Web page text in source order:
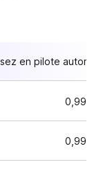
en pilote